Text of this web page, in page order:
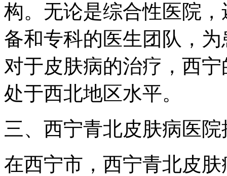
构。无论是综合性医院
备和专科的医生团队，
对于皮肤病的治疗，西
处于西北地区水平。
三、西宁青北皮肤病医院
在西宁市，西宁青北皮